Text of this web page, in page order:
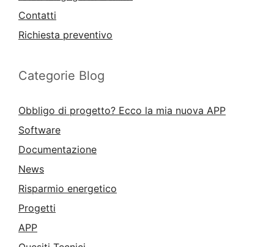
Contatti
Richiesta preventivo
Categorie Blog
Obbligo di progetto? Ecco la mia nuova APP
Software
Documentazione
News
Risparmio energetico
Progetti
APP